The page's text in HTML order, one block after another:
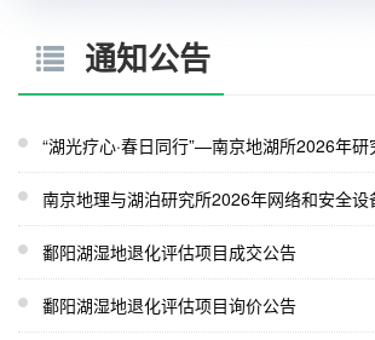
通知公告
鄱阳湖湿地退化评估项目成交公告
鄱阳湖湿地退化评估项目询价公告